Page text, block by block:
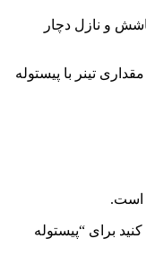
و نازل دچار
تینر با پیستوله
است.
برای “پیستوله